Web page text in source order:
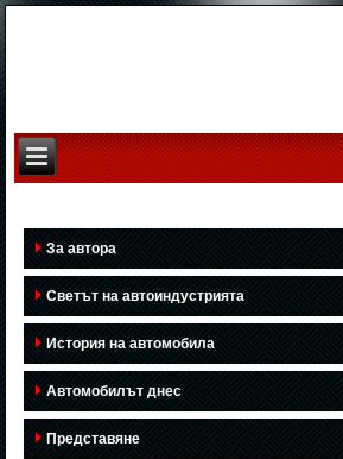
За автора
Светът на автоиндустрията
История на автомобила
Автомобилът днес
Представяне